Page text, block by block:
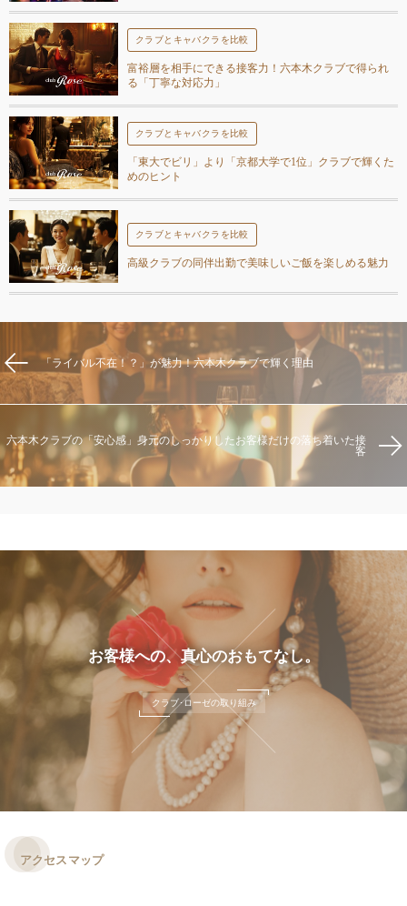
クラブとキャバクラを比較
富裕層を相手にできる接客力！六本木クラブで得られ
る「丁寧な対応力」
クラブとキャバクラを比較
「東大でビリ」より「京都大学で1位」クラブで輝くた
めのヒント
クラブとキャバクラを比較
高級クラブの同伴出勤で美味しいご飯を楽しめる魅力
「ライバル不在！？」が魅力！六本木クラブで輝く理由
六本木クラブの「安心感」身元のしっかりしたお客様だけの落ち着いた接
客
お客様への、真心のおもてなし。
クラブ･ローゼの取り組み
アクセスマップ